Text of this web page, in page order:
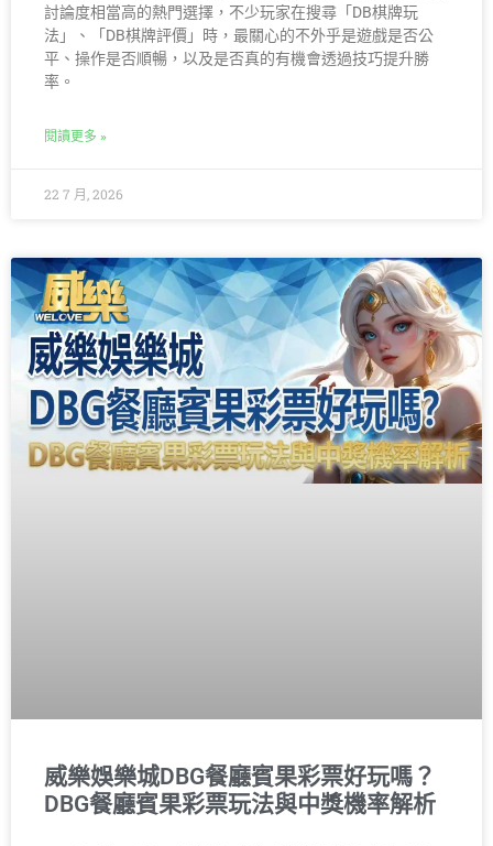
討論度相當高的熱門選擇，不少玩家在搜尋「DB棋牌玩
法」、「DB棋牌評價」時，最關心的不外乎是遊戲是否公
平、操作是否順暢，以及是否真的有機會透過技巧提升勝
率。
閱讀更多 »
22 7 月, 2026
威樂娛樂城DBG餐廳賓果彩票好玩嗎？
DBG餐廳賓果彩票玩法與中獎機率解析